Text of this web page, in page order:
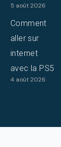
5 août 2026
Comment
aller sur
internet
avec la PS5
4 août 2026